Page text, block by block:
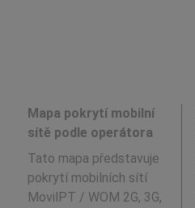
Mapa pokrytí mobilní
sítě podle operátora
Tato mapa představuje
pokrytí mobilních sítí
MovilPT / WOM 2G, 3G,